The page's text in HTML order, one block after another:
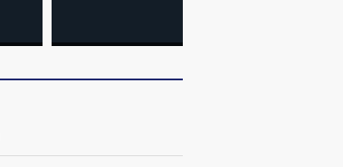
有意思的生活方式·第三对
住三大增长引擎是什么？